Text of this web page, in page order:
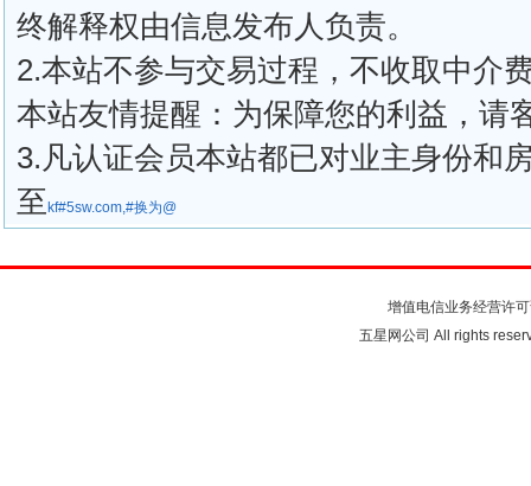
终解释权由信息发布人负责。
2.本站不参与交易过程，不收取中介
本站友情提醒：为保障您的利益，请
3.凡认证会员本站都已对业主身份和
至 kf#5sw.com,#换为@
增值电信业务经营许
五星网公司 All rights